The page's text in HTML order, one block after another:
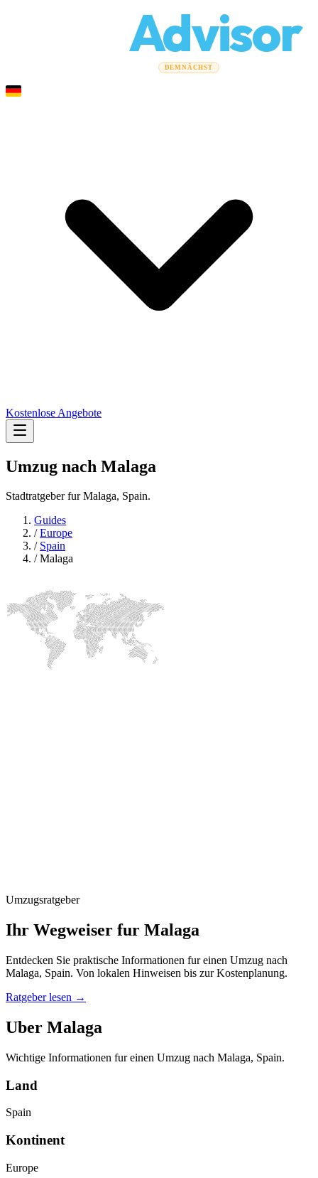
Advisor
DEMNÄCHST
Kostenlose Angebote
Umzug nach Malaga
Stadtratgeber fur Malaga, Spain.
Guides
/Europe
/ Spain
/Malaga
Umzugsratgeber
Ihr Wegweiser fur Malaga
Entdecken Sie praktische Informationen fur einen Umzug nach
Malaga, Spain. Von lokalen Hinweisen bis zur Kostenplanung.
Ratgeber lesen →
Uber Malaga
Wichtige Informationen fur einen Umzug nach Malaga, Spain.
Land
Spain
Kontinent
Europe